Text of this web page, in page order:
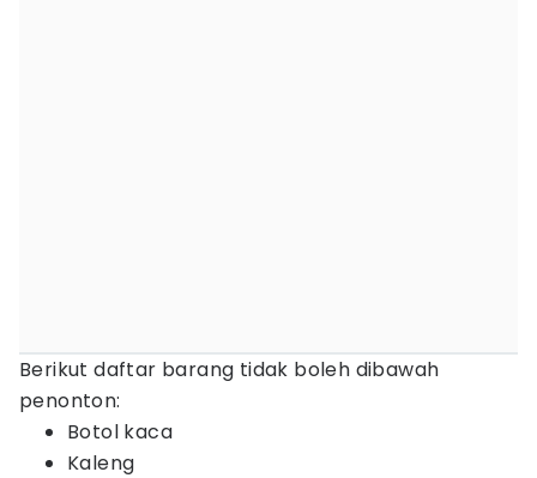
Berikut daftar barang tidak boleh dibawah
penonton:
Botol kaca
Kaleng